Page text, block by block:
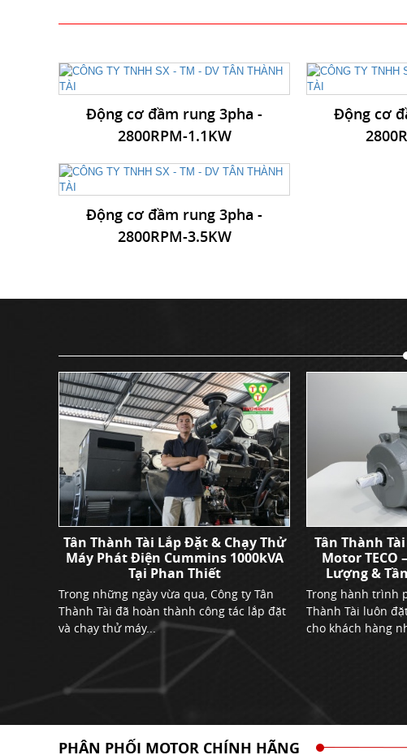
Động cơ đầm rung 3pha -
2800RPM-1.1KW
Động cơ
Động cơ đầm rung 3pha -
2800RPM-3.5KW
Tân Thành Tài Lắp Đặt & Chạy Thử
Máy Phát Điện Cummins 1000kVA
Tại Phan Thiết
Trong những ngày vừa qua, Công ty Tân
Thành Tài đã hoàn thành công tác lắp đặt
và chạy thử máy...
Tân Thành
Motor TECO
Lượng &
Trong hành trình
Thành Tài luôn
cho khách hàng
PHÂN PHỐI MOTOR CHÍNH HÃNG